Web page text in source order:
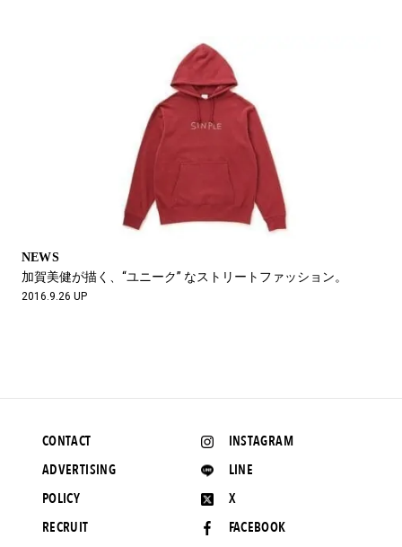
NEWS
加賀美健が描く、“ユニーク” なストリートファッション。
2016.9.26 UP
INSTAGRAM
LINE
X
FACEBOOK
CONTACT
ADVERTISING
POLICY
RECRUIT